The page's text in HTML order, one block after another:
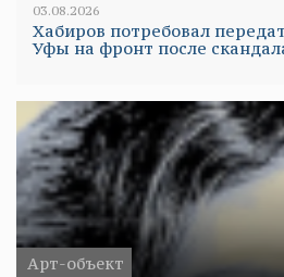
03.08.2026
Хабиров потребовал
Уфы на фронт после
Арт-объект